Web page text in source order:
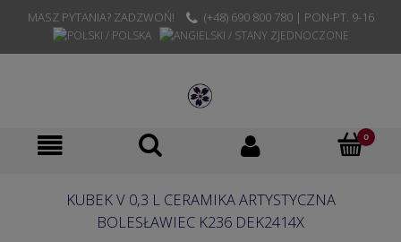
MASZ PYTANIA? ZADZWOŃ! (+48) 690 800 780 | PON-PT. 9-16
KUBEK V 0,3 L CERAMIKA ARTYSTYCZNA
BOLESŁAWIEC K236 DEK2414X